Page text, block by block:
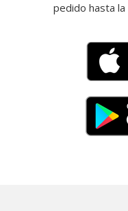
pedido hasta